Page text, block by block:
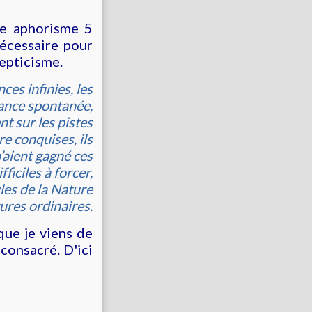
aphorisme 5
pour
infinies, les
spontanée,
sur les pistes
conquises, ils
gagné ces
à forcer,
de la Nature
ordinaires.
je viens de
D'ici